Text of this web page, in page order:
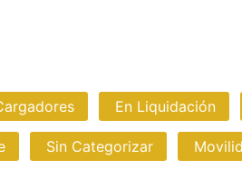
En Liquidación
Sin Categorizar